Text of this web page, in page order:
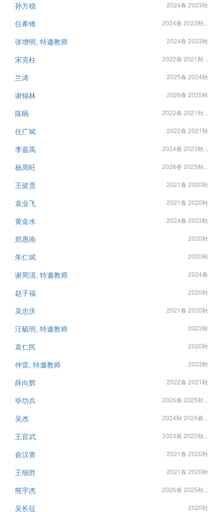
孙方稳 2024春 2023秋
任希锋 2024春 2023秋...
张增明, 特邀教师 2024春 2023秋
宋克柱 2022春 2021秋...
兰涛 2025春 2024秋
谢锦林 2026春 2025秋
陈旸 2022春 2021秋...
任广斌 2022春 2021秋
李嘉禹 2024春 2023秋...
杨周旺 2026春 2025秋...
王挺贵 2021春 2020秋
袁业飞 2021春 2020秋
黄金水 2024春 2023秋
郑惠南 2020秋
朱仁斌 2020秋
谢周清, 特邀教师 2024春
赵子福 2020秋
吴忠庆 2021春 2020秋
汪毓明, 特邀教师 2023秋
袁仁民 2020秋
仲雷, 特邀教师 2023秋
薛向辉 2022春 2021秋
毕功兵 2026春 2025秋...
吴杰 2024秋 2024春...
王官武 2023春 2022秋...
俞汉青 2021春 2020秋
王细胜 2021春 2020秋
熊宇杰 2026春 2025秋...
吴长征 2020秋